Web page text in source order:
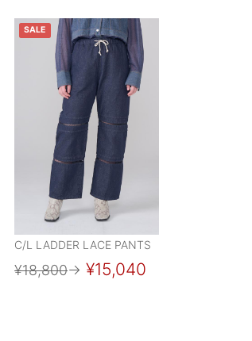
SALE
C/L LADDER LACE PANTS
¥18,800→ ¥15,040